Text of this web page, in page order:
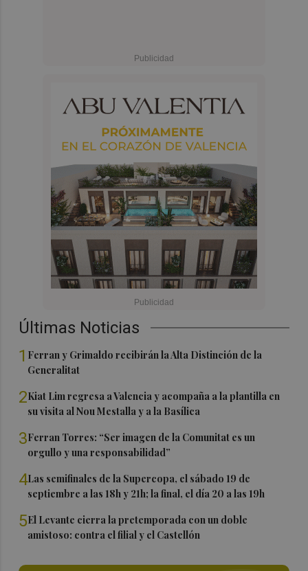
Últimas Noticias
1 Ferran y Grimaldo recibirán la Alta Distinción de la
Generalitat
2Kiat Lim regresa a Valencia y acompaña a la plantilla en
su visita al Nou Mestalla y a la Basílica
3Ferran Torres: “Ser imagen de la Comunitat es un
orgullo y una responsabilidad”
4Las semifinales de la Supercopa, el sábado 19 de
septiembre a las 18h y 21h; la final, el día 20 a las 19h
5El Levante cierra la pretemporada con un doble
amistoso: contra el filial y el Castellón